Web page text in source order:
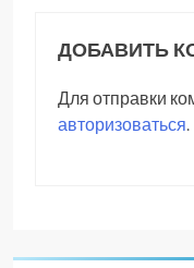
ДОБАВИТЬ
Для отправки
авторизоваться.